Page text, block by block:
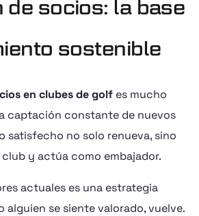
de socios: la base
sostenible
en clubes de golf es mucho
captación constante de nuevos
satisfecho no solo renueva, sino
y actúa como embajador.
actuales es una estrategia
alguien se siente valorado, vuelve.